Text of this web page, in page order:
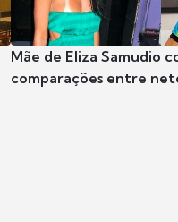
Mãe de Eliza Samudio
comparações entre